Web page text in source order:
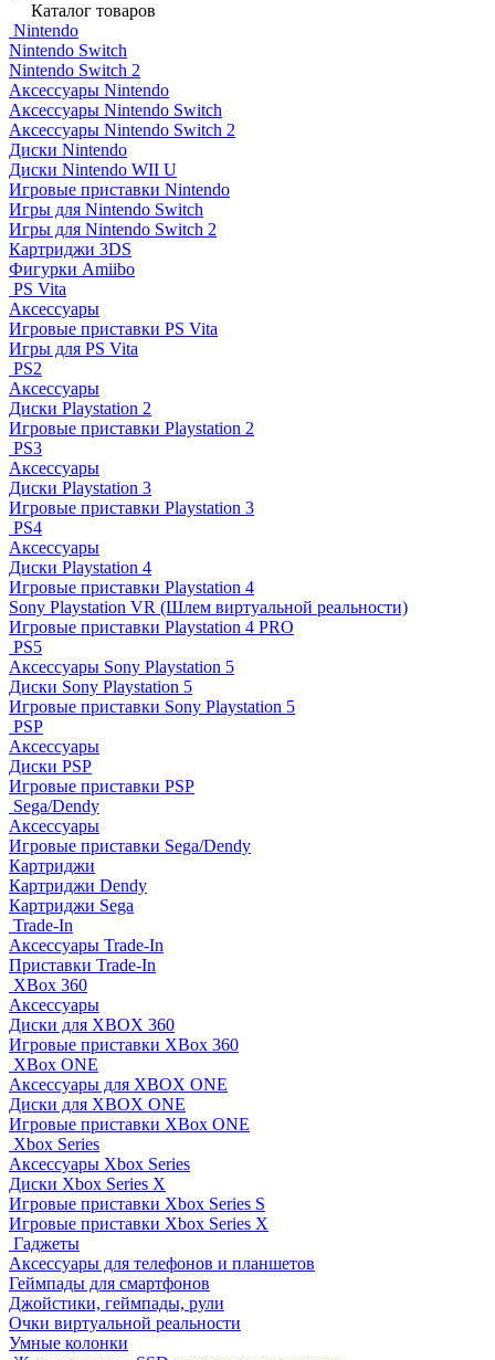
Каталог товаров
Nintendo
Nintendo Switch
Nintendo Switch 2
Аксессуары Nintendo
Аксессуары Nintendo Switch
Аксессуары Nintendo Switch 2
Диски Nintendo
Диски Nintendo WII U
Игровые приставки Nintendo
Игры для Nintendo Switch
Игры для Nintendo Switch 2
Картриджи 3DS
Фигурки Amiibo
PS Vita
Аксессуары
Игровые приставки PS Vita
Игры для PS Vita
PS2
Аксессуары
Диски Playstation 2
Игровые приставки Playstation 2
PS3
Аксессуары
Диски Playstation 3
Игровые приставки Playstation 3
PS4
Аксессуары
Диски Playstation 4
Игровые приставки Playstation 4
Sony Playstation VR (Шлем виртуальной реальности)
Игровые приставки Playstation 4 PRO
PS5
Аксессуары Sony Playstation 5
Диски Sony Playstation 5
Игровые приставки Sony Playstation 5
PSP
Аксессуары
Диски PSP
Игровые приставки PSP
Sega/Dendy
Аксессуары
Игровые приставки Sega/Dendy
Картриджи
Картриджи Dendy
Картриджи Sega
Trade-In
Аксессуары Trade-In
Приставки Trade-In
XBox 360
Аксессуары
Диски для XBOX 360
Игровые приставки XBox 360
XBox ONE
Аксессуары для XBOX ONE
Диски для XBOX ONE
Игровые приставки XBox ONE
Xbox Series
Аксессуары Xbox Series
Диски Xbox Series X
Игровые приставки Xbox Series S
Игровые приставки Xbox Series X
Гаджеты
Аксессуары для телефонов и планшетов
Геймпады для смартфонов
Джойстики, геймпады, рули
Очки виртуальной реальности
Умные колонки